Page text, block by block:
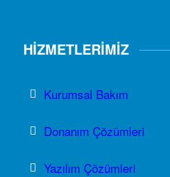
HİZMETLERİMİZ
Kurumsal Bakım
Donanım Çözümleri
Yazılım Çözümleri